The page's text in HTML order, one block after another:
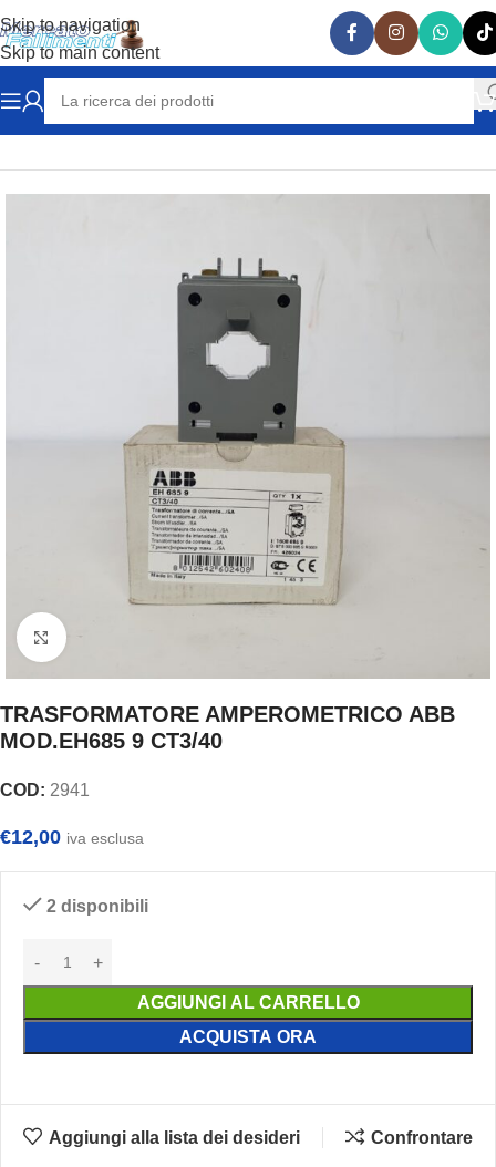
Skip to navigation
Skip to main content
Home ELETTRICITA' INTERRUTTORI
Clicca per ingrandire
TRASFORMATORE AMPEROMETRICO ABB
MOD.EH685 9 CT3/40
COD: 2941
€12,00 iva esclusa
2 disponibili
AGGIUNGI AL CARRELLO
ACQUISTA ORA
Aggiungi alla lista dei desideri Confrontare